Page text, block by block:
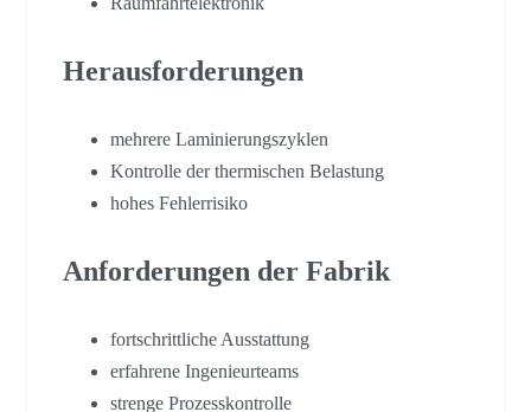
Herausforderungen
mehrere Laminierungszyklen
Kontrolle der thermischen Belastung
hohes Fehlerrisiko
Anforderungen der Fabrik
fortschrittliche Ausstattung
erfahrene Ingenieurteams
strenge Prozesskontrolle